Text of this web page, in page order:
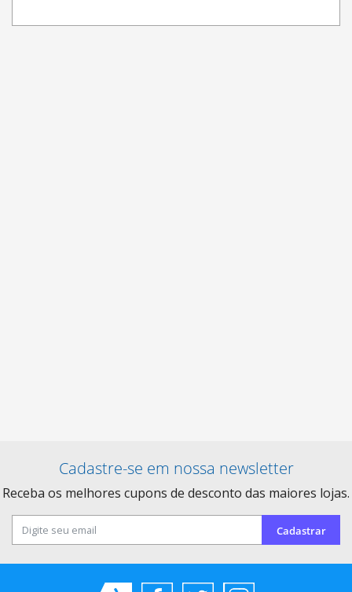
Cadastre-se em nossa newsletter
Receba os melhores cupons de desconto das maiores lojas.
Cadastrar